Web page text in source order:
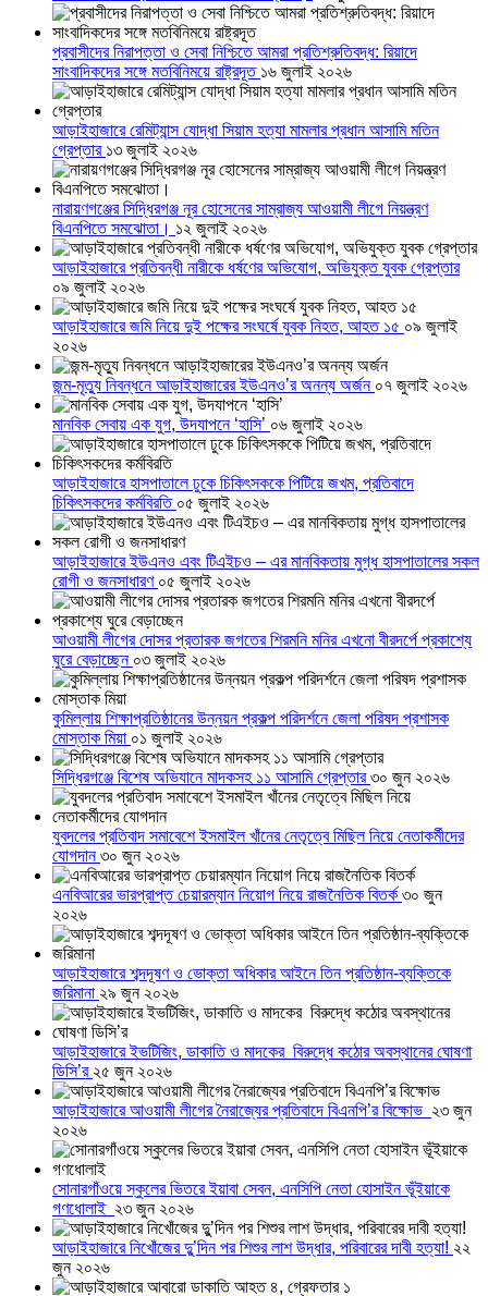
প্রবাসীদের নিরাপত্তা ও সেবা নিশ্চিতে আমরা প্রতিশ্রুতিবদ্ধ: রিয়াদে
সাংবাদিকদের সঙ্গে মতবিনিময়ে রাষ্ট্রদূত ১৬ জুলাই ২০২৬
আড়াইহাজারে রেমিট্যান্স যোদ্ধা সিয়াম হত্যা মামলার প্রধান আসামি মতিন
গ্রেপ্তার ১৩ জুলাই ২০২৬
নারায়ণগঞ্জের সিদ্ধিরগঞ্জ নূর হোসেনের সাম্রাজ্য আওয়ামী লীগে নিয়ন্ত্রণ
বিএনপিতে সমঝোতা। ১২ জুলাই ২০২৬
আড়াইহাজারে প্রতিবন্ধী নারীকে ধর্ষণের অভিযোগ, অভিযুক্ত যুবক গ্রেপ্তার
০৯ জুলাই ২০২৬
আড়াইহাজারে জমি নিয়ে দুই পক্ষের সংঘর্ষে যুবক নিহত, আহত ১৫ ০৯ জুলাই
২০২৬
জন্ম-মৃত্যু নিবন্ধনে আড়াইহাজারের ইউএনও’র অনন্য অর্জন ০৭ জুলাই ২০২৬
মানবিক সেবায় এক যুগ, উদযাপনে ‘হাসি’ ০৬ জুলাই ২০২৬
আড়াইহাজারে হাসপাতালে ঢুকে চিকিৎসককে পিটিয়ে জখম, প্রতিবাদে
চিকিৎসকদের কর্মবিরতি ০৫ জুলাই ২০২৬
আড়াইহাজারে ইউএনও এবং টিএইচও – এর মানবিকতায় মুগ্ধ হাসপাতালের সকল
রোগী ও জনসাধারণ ০৫ জুলাই ২০২৬
আওয়ামী লীগের দোসর প্রতারক জগতের শিরমনি মনির এখনো বীরদর্পে প্রকাশ্যে
ঘুরে বেড়াচ্ছেন ০৩ জুলাই ২০২৬
কুমিল্লায় শিক্ষাপ্রতিষ্ঠানের উন্নয়ন প্রকল্প পরিদর্শনে জেলা পরিষদ প্রশাসক
মোস্তাক মিয়া ০১ জুলাই ২০২৬
সিদ্ধিরগঞ্জে বিশেষ অভিযানে মাদকসহ ১১ আসামি গ্রেপ্তার৩০ জুন ২০২৬
যুবদলের প্রতিবাদ সমাবেশে ইসমাইল খাঁনের নেতৃত্বে মিছিল নিয়ে নেতাকর্মীদের
যোগদান৩০ জুন ২০২৬
এনবিআরের ভারপ্রাপ্ত চেয়ারম্যান নিয়োগ নিয়ে রাজনৈতিক বিতর্ক ৩০ জুন
২০২৬
আড়াইহাজারে শব্দদূষণ ও ভোক্তা অধিকার আইনে তিন প্রতিষ্ঠান-ব্যক্তিকে
জরিমানা ২৯ জুন ২০২৬
আড়াইহাজারে ইভটিজিং, ডাকাতি ও মাদকের বিরুদ্ধে কঠোর অবস্থানের ঘোষণা
ডিসি’র ২৫ জুন ২০২৬
আড়াইহাজারে আওয়ামী লীগের নৈরাজ্যের প্রতিবাদে বিএনপি’র বিক্ষোভ ২৩ জুন
২০২৬
সোনারগাঁওয়ে স্কুলের ভিতরে ইয়াবা সেবন, এনসিপি নেতা হোসাইন ভূঁইয়াকে
গণধোলাই ২৩ জুন ২০২৬
আড়াইহাজারে নিখোঁজের দুু’দিন পর শিশুর লাশ উদ্ধার, পরিবারের দাবী হত্যা! ২২
জুন ২০২৬